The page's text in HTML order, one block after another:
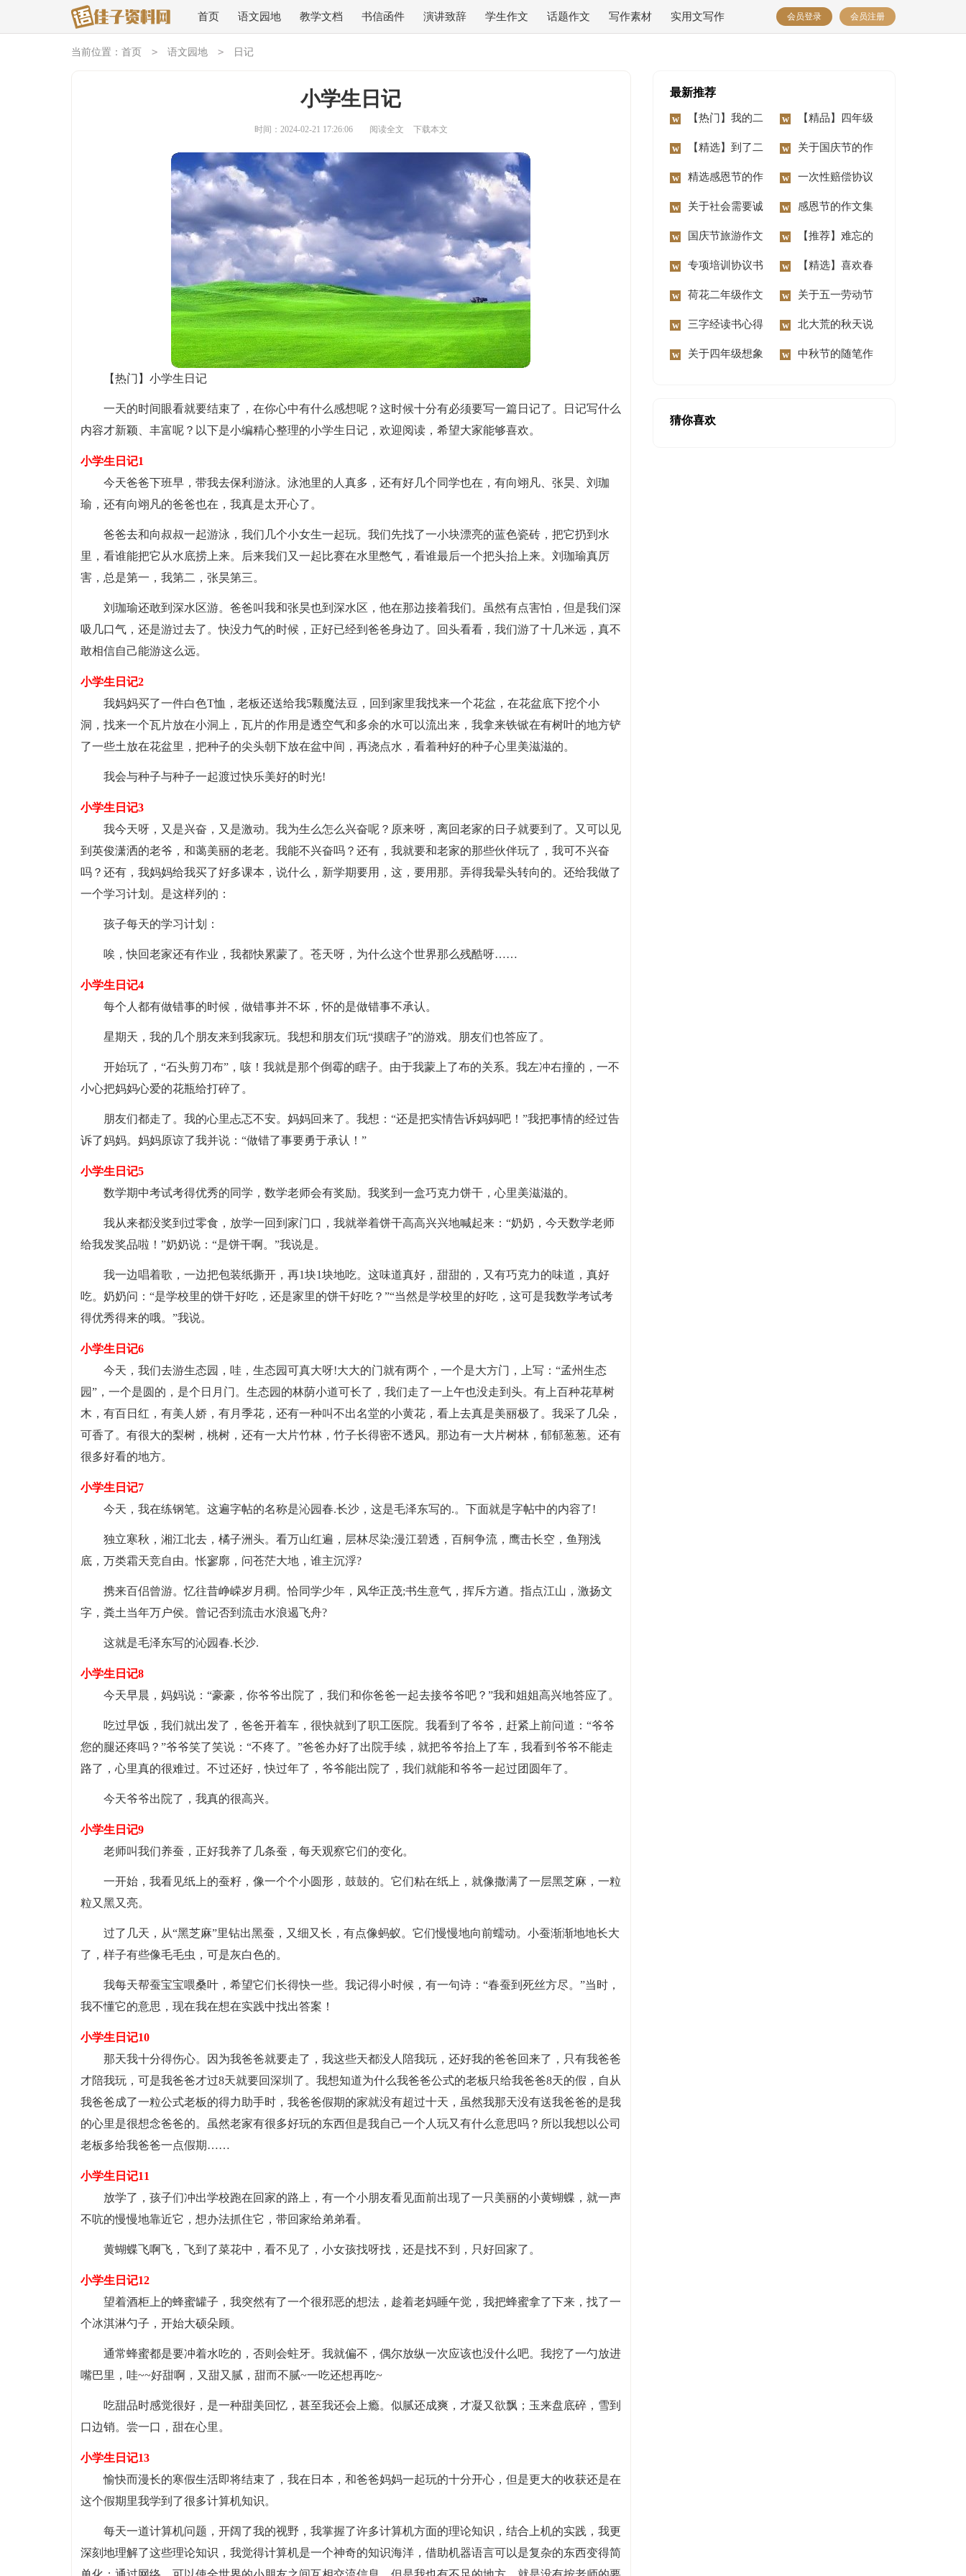
首页 语文园地 教学文档 书信函件 演讲致辞 学生作文 话题作文 写作素材 实用文写作 会员登录 会员注册
当前位置： 首页 > 语文园地 > 日记
小学生日记
时间：2024-02-21 17:26:06 阅读全文 下载本文
【热门】小学生日记
一天的时间眼看就要结束了，在你心中有什么感想呢？这时候十分有必须要写一篇日记了。日记写什么
内容才新颖、丰富呢？以下是小编精心整理的小学生日记，欢迎阅读，希望大家能够喜欢。
小学生日记1
今天爸爸下班早，带我去保利游泳。泳池里的人真多，还有好几个同学也在，有向翊凡、张昊、刘珈
瑜，还有向翊凡的爸爸也在，我真是太开心了。
爸爸去和向叔叔一起游泳，我们几个小女生一起玩。我们先找了一小块漂亮的蓝色瓷砖，把它扔到水
里，看谁能把它从水底捞上来。后来我们又一起比赛在水里憋气，看谁最后一个把头抬上来。刘珈瑜真厉
害，总是第一，我第二，张昊第三。
刘珈瑜还敢到深水区游。爸爸叫我和张昊也到深水区，他在那边接着我们。虽然有点害怕，但是我们深
吸几口气，还是游过去了。快没力气的时候，正好已经到爸爸身边了。回头看看，我们游了十几米远，真不
敢相信自己能游这么远。
小学生日记2
我妈妈买了一件白色T恤，老板还送给我5颗魔法豆，回到家里我找来一个花盆，在花盆底下挖个小
洞，找来一个瓦片放在小洞上，瓦片的作用是透空气和多余的水可以流出来，我拿来铁锨在有树叶的地方铲
了一些土放在花盆里，把种子的尖头朝下放在盆中间，再浇点水，看着种好的种子心里美滋滋的。
我会与种子与种子一起渡过快乐美好的时光!
小学生日记3
我今天呀，又是兴奋，又是激动。我为生么怎么兴奋呢？原来呀，离回老家的日子就要到了。又可以见
到英俊潇洒的老爷，和蔼美丽的老老。我能不兴奋吗？还有，我就要和老家的那些伙伴玩了，我可不兴奋
吗？还有，我妈妈给我买了好多课本，说什么，新学期要用，这，要用那。弄得我晕头转向的。还给我做了
一个学习计划。是这样列的：
孩子每天的学习计划：
唉，快回老家还有作业，我都快累蒙了。苍天呀，为什么这个世界那么残酷呀……
小学生日记4
每个人都有做错事的时候，做错事并不坏，怀的是做错事不承认。
星期天，我的几个朋友来到我家玩。我想和朋友们玩“摸瞎子”的游戏。朋友们也答应了。
开始玩了，“石头剪刀布”，咳！我就是那个倒霉的瞎子。由于我蒙上了布的关系。我左冲右撞的，一不
小心把妈妈心爱的花瓶给打碎了。
朋友们都走了。我的心里忐忑不安。妈妈回来了。我想：“还是把实情告诉妈妈吧！”我把事情的经过告
诉了妈妈。妈妈原谅了我并说：“做错了事要勇于承认！”
小学生日记5
数学期中考试考得优秀的同学，数学老师会有奖励。我奖到一盒巧克力饼干，心里美滋滋的。
我从来都没奖到过零食，放学一回到家门口，我就举着饼干高高兴兴地喊起来：“奶奶，今天数学老师
给我发奖品啦！”奶奶说：“是饼干啊。”我说是。
我一边唱着歌，一边把包装纸撕开，再1块1块地吃。这味道真好，甜甜的，又有巧克力的味道，真好
吃。奶奶问：“是学校里的饼干好吃，还是家里的饼干好吃？”“当然是学校里的好吃，这可是我数学考试考
得优秀得来的哦。”我说。
小学生日记6
今天，我们去游生态园，哇，生态园可真大呀!大大的门就有两个，一个是大方门，上写：“孟州生态
园”，一个是圆的，是个日月门。生态园的林荫小道可长了，我们走了一上午也没走到头。有上百种花草树
木，有百日红，有美人娇，有月季花，还有一种叫不出名堂的小黄花，看上去真是美丽极了。我采了几朵，
可香了。有很大的梨树，桃树，还有一大片竹林，竹子长得密不透风。那边有一大片树林，郁郁葱葱。还有
很多好看的地方。
小学生日记7
今天，我在练钢笔。这遍字帖的名称是沁园春.长沙，这是毛泽东写的.。下面就是字帖中的内容了!
独立寒秋，湘江北去，橘子洲头。看万山红遍，层林尽染;漫江碧透，百舸争流，鹰击长空，鱼翔浅
底，万类霜天竞自由。怅寥廓，问苍茫大地，谁主沉浮?
携来百侣曾游。忆往昔峥嵘岁月稠。恰同学少年，风华正茂;书生意气，挥斥方遒。指点江山，激扬文
字，粪土当年万户侯。曾记否到流击水浪遏飞舟?
这就是毛泽东写的沁园春.长沙.
小学生日记8
今天早晨，妈妈说：“豪豪，你爷爷出院了，我们和你爸爸一起去接爷爷吧？”我和姐姐高兴地答应了。
吃过早饭，我们就出发了，爸爸开着车，很快就到了职工医院。我看到了爷爷，赶紧上前问道：“爷爷
您的腿还疼吗？”爷爷笑了笑说：“不疼了。”爸爸办好了出院手续，就把爷爷抬上了车，我看到爷爷不能走
路了，心里真的很难过。不过还好，快过年了，爷爷能出院了，我们就能和爷爷一起过团圆年了。
今天爷爷出院了，我真的很高兴。
小学生日记9
老师叫我们养蚕，正好我养了几条蚕，每天观察它们的变化。
一开始，我看见纸上的蚕籽，像一个个小圆形，鼓鼓的。它们粘在纸上，就像撒满了一层黑芝麻，一粒
粒又黑又亮。
过了几天，从“黑芝麻”里钻出黑蚕，又细又长，有点像蚂蚁。它们慢慢地向前蠕动。小蚕渐渐地地长大
了，样子有些像毛毛虫，可是灰白色的。
我每天帮蚕宝宝喂桑叶，希望它们长得快一些。我记得小时候，有一句诗：“春蚕到死丝方尽。”当时，
我不懂它的意思，现在我在想在实践中找出答案！
小学生日记10
那天我十分得伤心。因为我爸爸就要走了，我这些天都没人陪我玩，还好我的爸爸回来了，只有我爸爸
才陪我玩，可是我爸爸才过8天就要回深圳了。我想知道为什么我爸爸公式的老板只给我爸爸8天的假，自从
我爸爸成了一粒公式老板的得力助手时，我爸爸假期的家就没有超过十天，虽然我那天没有送我爸爸的是我
的心里是很想念爸爸的。虽然老家有很多好玩的东西但是我自己一个人玩又有什么意思吗？所以我想以公司
老板多给我爸爸一点假期……
小学生日记11
放学了，孩子们冲出学校跑在回家的路上，有一个小朋友看见面前出现了一只美丽的小黄蝴蝶，就一声
不吭的慢慢地靠近它，想办法抓住它，带回家给弟弟看。
黄蝴蝶飞啊飞，飞到了菜花中，看不见了，小女孩找呀找，还是找不到，只好回家了。
小学生日记12
望着酒柜上的蜂蜜罐子，我突然有了一个很邪恶的想法，趁着老妈睡午觉，我把蜂蜜拿了下来，找了一
个冰淇淋勺子，开始大硕朵顾。
通常蜂蜜都是要冲着水吃的，否则会蛀牙。我就偏不，偶尔放纵一次应该也没什么吧。我挖了一勺放进
嘴巴里，哇~~好甜啊，又甜又腻，甜而不腻~一吃还想再吃~
吃甜品时感觉很好，是一种甜美回忆，甚至我还会上瘾。似腻还成爽，才凝又欲飘；玉来盘底碎，雪到
口边销。尝一口，甜在心里。
小学生日记13
愉快而漫长的寒假生活即将结束了，我在日本，和爸爸妈妈一起玩的十分开心，但是更大的收获还是在
这个假期里我学到了很多计算机知识。
每天一道计算机问题，开阔了我的视野，我掌握了许多计算机方面的理论知识，结合上机的实践，我更
深刻地理解了这些理论知识，我觉得计算机是一个神奇的知识海洋，借助机器语言可以是复杂的东西变得简
最新推荐
【热门】我的二
年级作文锦集7篇
【精品】四年级
动物作文10篇
【精选】到了二
年级作文锦集七篇
关于国庆节的作
文汇编15篇
精选感恩节的作
文400字3篇
一次性赔偿协议
书
关于社会需要诚
信作文3篇
感恩节的作文集
合15篇
国庆节旅游作文
14篇
【推荐】难忘的
事二年级作文合集八
篇
专项培训协议书 【精选】喜欢春
节作文三篇
荷花二年级作文
300字锦集六篇
关于五一劳动节
慰问信范文汇编8篇
三字经读书心得
体会
北大荒的秋天说
课稿
关于四年级想象 中秋节的随笔作
猜你喜欢